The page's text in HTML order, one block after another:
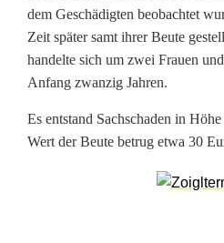
m
m
i
a
dem Geschädigten beobachtet
Zeit später samt ihrer Beute
handelte sich um zwei Frauen
Anfang zwanzig Jahren.
Es entstand Sachschaden in
Wert der Beute betrug etwa 30